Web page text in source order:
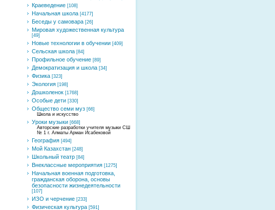
Краеведение [108]
Начальная школа [4177]
Беседы у самовара [26]
Мировая художественная культура
[49]
Новые технологии в обучении [409]
Сельская школа [84]
Профильное обучение [89]
Демократизация и школа [34]
Физика [323]
Экология [198]
Дошколенок [1768]
Особые дети [330]
Общество семи муз [66]
Школа и искусство
Уроки музыки [668]
Авторские разработки учителя музыки СШ
№ 1 г. Алматы Арман Исабековой
География [494]
Мой Казахстан [248]
Школьный театр [84]
Внеклассные мероприятия [1275]
Начальная военная подготовка,
гражданская оборона, основы
безопасности жизнедеятельности
[107]
ИЗО и черчение [233]
Физическая культура [591]